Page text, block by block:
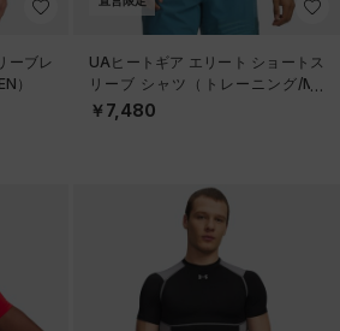
ーブレ
）
UAヒートギア エリート ショートス
リーブ シャツ（トレーニング/ME
N）
￥7,480